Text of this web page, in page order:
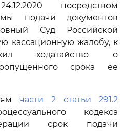
посредством
подачи документов
Суд Российской
кассационную жалобу, к
ходатайство о
срока ее
части 2 статьи 291.2
кодекса
срок подачи